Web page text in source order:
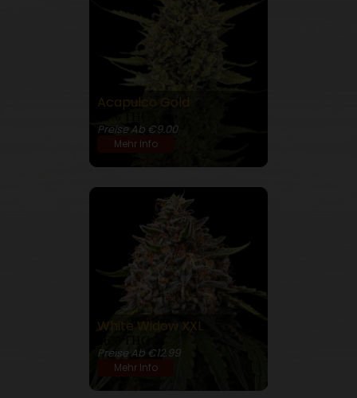
Acapulco Gold
Preise Ab €9.00
Mehr Info
White Widow XXL
Preise Ab €12.99
Mehr Info